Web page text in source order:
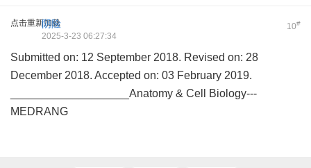
点击重新加载 10#
阴险
2025-3-23 06:27:34
Submitted on: 12 September 2018. Revised on: 28
December 2018. Accepted on: 03 February 2019.
___________________Anatomy & Cell Biology---
MEDRANG